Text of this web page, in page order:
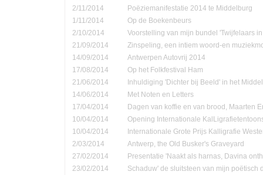
2/11/2014
Poëziemanifestatie 2014 te Middelburg
1/11/2014
Op de Boekenbeurs
2/10/2014
Voorstelling van mijn bundel 'Twijfelaars
21/09/2014
Zinspeling, een intiem woord-en
14/09/2014
Antwerpen Autovrij 2014
17/08/2014
Op het Folkfestival Ham
21/06/2014
Inhuldiging 'Dichter bij Beeld' in het
14/06/2014
Met Noten en Letters
17/04/2014
Dagen van koffie en van brood, Maarten
10/04/2014
Opening Internationale
10/04/2014
Internationale Grote Prijs Kalligrafie
2/03/2014
Antwerp, the Old Busker's Graveyard
27/02/2014
Presentatie 'Naakt als harnas, Davina
23/02/2014
Schaduw' de sluitsteen van mijn poëtisch